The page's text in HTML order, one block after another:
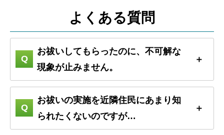
よくある質問
お祓いしてもらったのに、不可解な
現象が止みません。
お祓いの実施を近隣住民にあまり知
られたくないのですが…